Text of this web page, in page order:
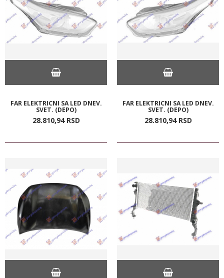
FAR ELEKTRICNI SA LED DNEV.
SVET. (DEPO)
28.810,94 RSD
FAR ELEKTRICNI SA LED DNEV.
SVET. (DEPO)
28.810,94 RSD